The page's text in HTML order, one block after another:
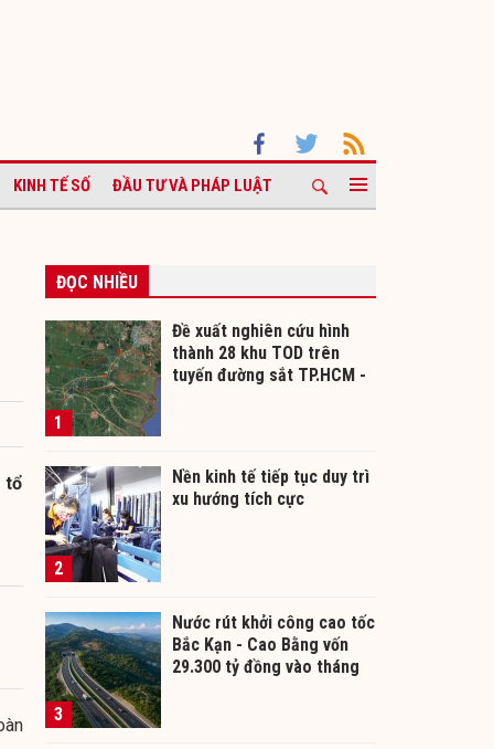
KINH TẾ SỐ ĐẦU TƯ VÀ PHÁP LUẬT
tổ
ĐỌC NHIỀU
1
Đề xuất nghiên cứu hình
thành 28 khu TOD trên
tuyến đường sắt TP.HCM -
2
Nền kinh tế tiếp tục duy trì
xu hướng tích cực
3
Nước rút khởi công cao tốc
Bắc Kạn - Cao Bằng vốn
29.300 tỷ đồng vào tháng